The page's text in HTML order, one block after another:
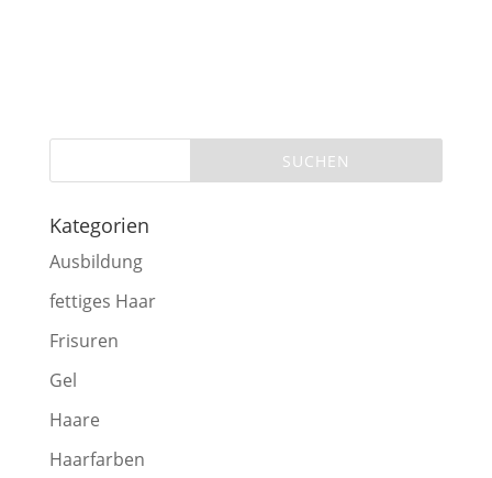
Kategorien
Ausbildung
fettiges Haar
Frisuren
Gel
Haare
Haarfarben